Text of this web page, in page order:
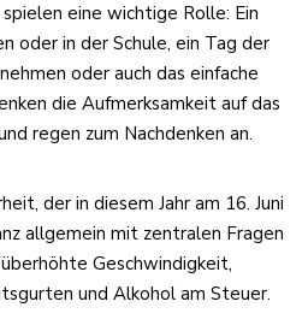
eine wichtige Rolle: Ein
oder in der Schule, ein Tag der
oder auch das einfache
die Aufmerksamkeit auf das
regen zum Nachdenken an.
der in diesem Jahr am 16. Juni
allgemein mit zentralen Fragen
Geschwindigkeit,
und Alkohol am Steuer.